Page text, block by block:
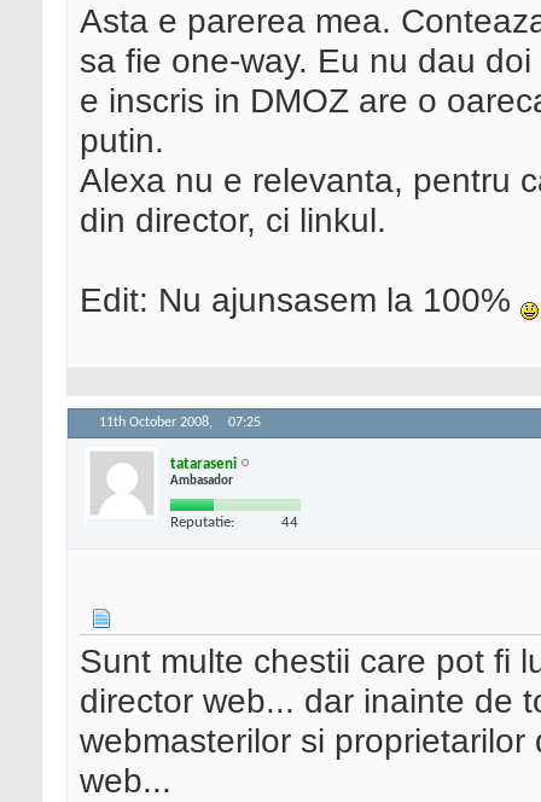
Asta e parerea mea.
sa fie one-way. Eu nu dau
e inscris in DMOZ are o
putin.
Alexa nu e relevanta, pentru
din director, ci linkul.
Edit: Nu ajunsasem la 100%
11th October 2008, 07:25
tataraseni
Ambasador
Reputatie: 44
Sunt multe chestii care pot fi
director web... dar inainte de
webmasterilor si
web...